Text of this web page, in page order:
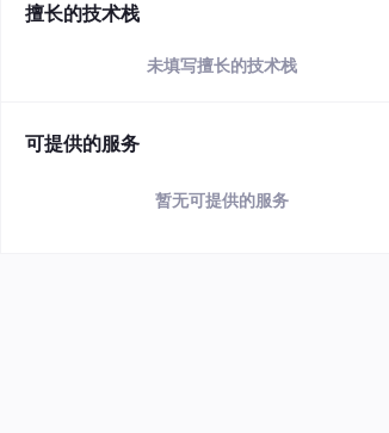
擅长的技术栈
未填写擅长的技术栈
可提供的服务
暂无可提供的服务